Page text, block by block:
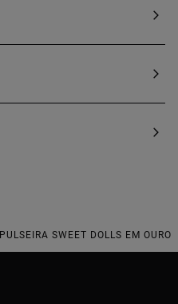
PULSEIRA SWEET DOLLS EM OURO